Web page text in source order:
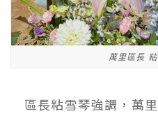
萬里區長 粘
區長粘雪琴強調，萬